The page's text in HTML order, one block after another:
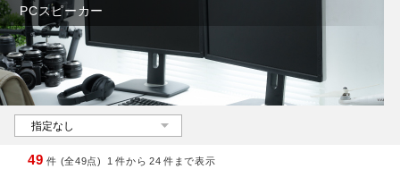
PCスピーカー
49 件 (全49点) 1 件から 24 件まで表示